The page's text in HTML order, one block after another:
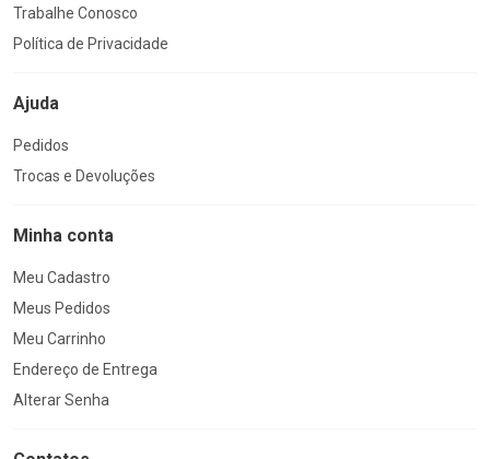
Trabalhe Conosco
Política de Privacidade
Ajuda
Pedidos
Trocas e Devoluções
Minha conta
Meu Cadastro
Meus Pedidos
Meu Carrinho
Endereço de Entrega
Alterar Senha